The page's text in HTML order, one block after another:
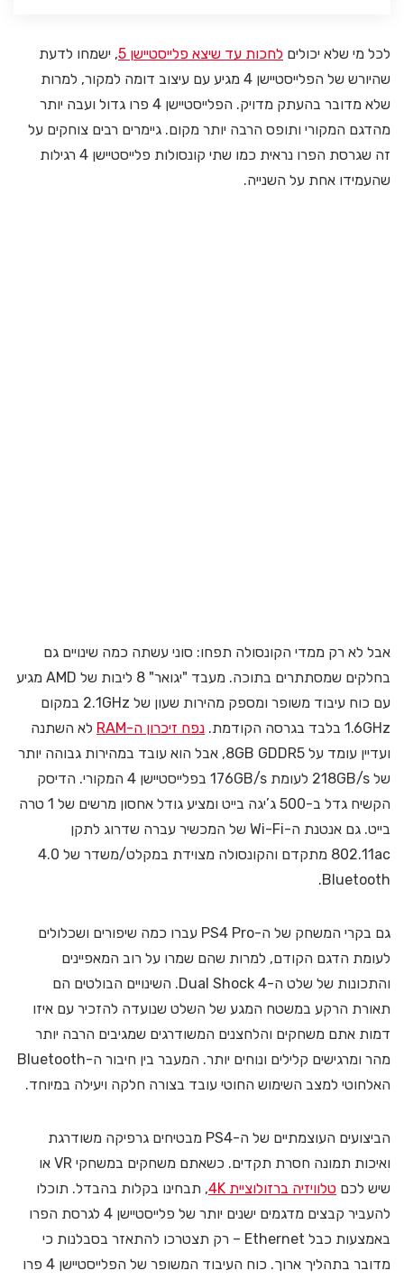
לכל מי שלא יכולים לחכות עד שיצא פלייסטיישן 5
, ישמחו לדעת
שהיורש של הפלייסטיישן 4 מגיע עם עיצוב דומה למקור, למרות
שלא מדובר בהעתק מדויק. הפלייסטיישן 4 פרו גדול ועבה יותר
מהדגם המקורי ותופס הרבה יותר מקום. גיימרים רבים צוחקים על
זה שגרסת הפרו נראית כמו שתי קונסולות פלייסטיישן 4 רגילות
שהעמידו אחת על השנייה.
אבל לא רק ממדי הקונסולה תפחו: סוני עשתה כמה שינויים גם
בחלקים שמסתתרים בתוכה. מעבד "יגואר" 8 ליבות של AMD מגיע
עם כוח עיבוד משופר ומספק מהירות שעון של 2.1GHz במקום
1.6GHz בלבד בגרסה הקודמת.
נפח זיכרון ה-RAM
לא השתנה
ועדיין עומד על 8GB GDDR5, אבל הוא עובד במהירות גבוהה יותר
של 218GB/s לעומת 176GB/s בפלייסטיישן 4 המקורי. הדיסק
הקשיח גדל ב-500 ג’יגה בייט ומציע גודל אחסון מרשים של 1 טרה
בייט. גם אנטנת ה-Wi-Fi של המכשיר עברה שדרוג לתקן
802.11ac מתקדם והקונסולה מצוידת במקלט/משדר של 4.0
Bluetooth.
גם בקרי המשחק של ה-PS4 Pro עברו כמה שיפורים ושכלולים
לעומת הדגם הקודם, למרות שהם שמרו על רוב המאפיינים
והתכונות של שלט ה-Dual Shock 4. השינויים הבולטים הם
תאורת הרקע במשטח המגע של השלט שנועדה להזכיר עם איזו
דמות אתם משחקים והלחצנים המשודרגים שמגיבים הרבה יותר
מהר ומרגישים קלילים ונוחים יותר. המעבר בין חיבור ה-Bluetooth
האלחוטי למצב השימוש החוטי עובד בצורה חלקה ויעילה במיוחד.
הביצועים העוצמתיים של ה-PS4 מבטיחים גרפיקה משודרגת
ואיכות תמונה חסרת תקדים. כשאתם משחקים במשחקי VR או
שיש לכם טלוויזיה ברזולוציית 4K
, תבחינו בקלות בהבדל. תוכלו
להעביר קבצים מדגמים ישנים יותר של פלייסטיישן 4 לגרסת הפרו
באמצעות כבל Ethernet – רק תצטרכו להתאזר בסבלנות כי
מדובר בתהליך ארוך. כוח העיבוד המשופר של הפלייסטיישן 4 פרו